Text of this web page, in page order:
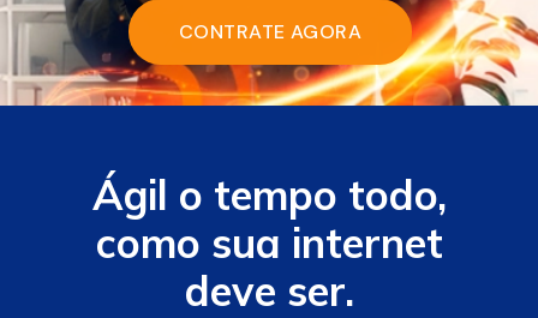
CONTRATE AGORA
Ágil o tempo todo,
como sua internet
deve ser.